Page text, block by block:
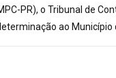
PR), o Tribunal de
ao Município